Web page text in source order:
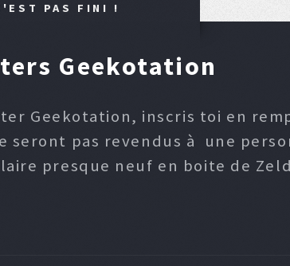
PAS FINI !
Geekotation
Geekotation, inscris toi en
pas revendus à une
presque neuf en boite de